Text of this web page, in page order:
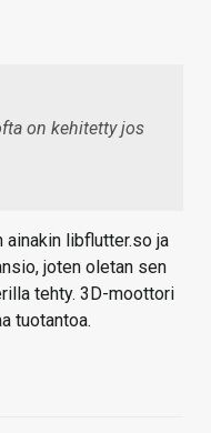
on kehitetty jos
libflutter.so ja
joten oletan sen
tehty. 3D-moottori
tuotantoa.